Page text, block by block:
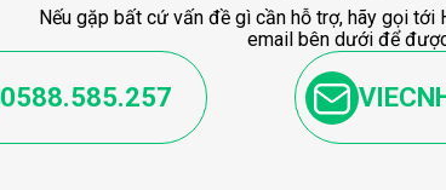
Nếu gặp bất cứ vấn đề gì cần hỗ trợ, hãy gọi tới
email bên dưới để
0588.585.257